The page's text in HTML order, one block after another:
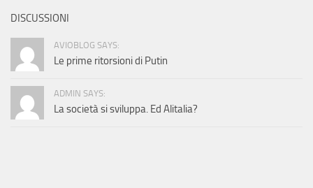
DISCUSSIONI
AVIOBLOG SAYS:
Le prime ritorsioni di Putin
ADMIN SAYS:
La società si sviluppa. Ed Alitalia?